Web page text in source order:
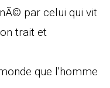
par celui qui vit
trait et
que l'homme